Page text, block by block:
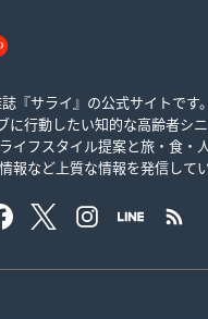
『サライ』の公式サイトです。
に行動したい知的な高齢者シ
イフスタイル提案と旅・食・
報など上質な情報を発信してい